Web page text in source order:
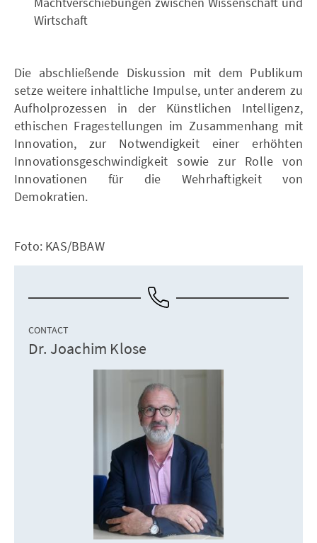
Wirtschaft
Die abschließende Diskussion mit dem Publikum
setze weitere inhaltliche Impulse, unter anderem zu
Aufholprozessen in der Künstlichen Intelligenz,
ethischen Fragestellungen im Zusammenhang mit
Innovation, zur Notwendigkeit einer erhöhten
Innovationsgeschwindigkeit sowie zur Rolle von
Innovationen für die Wehrhaftigkeit von
Demokratien.
Foto: KAS/BBAW
CONTACT
Dr. Joachim Klose